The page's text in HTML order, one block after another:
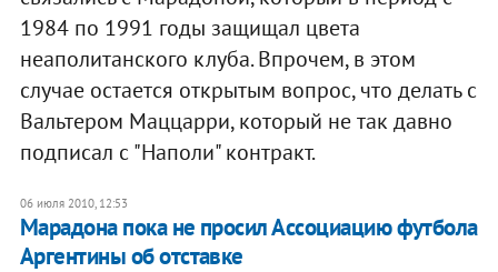
1984 по 1991 годы защищал цвета
неаполитанского клуба. Впрочем, в этом
случае остается открытым вопрос, что делать с
Вальтером Маццарри, который не так давно
подписал с "Наполи" контракт.
06 июля 2010, 12:53
Марадона пока не просил Ассоциацию футбола
Аргентины об отставке